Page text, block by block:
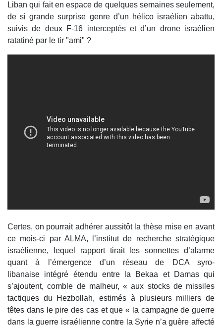
Liban qui fait en espace de quelques semaines seulement,
de si grande surprise genre d’un hélico israélien abattu,
suivis de deux F-16 interceptés et d’un drone israélien
ratatiné par le tir "ami" ?
Certes, on pourrait adhérer aussitôt la thèse mise en avant
ce mois-ci par ALMA, l’institut de recherche stratégique
israélienne, lequel rapport tirait les sonnettes d’alarme
quant à l’émergence d’un réseau de DCA syro-
libanaise intégré étendu entre la Bekaa et Damas qui
s’ajoutent, comble de malheur, « aux stocks de missiles
tactiques du Hezbollah, estimés à plusieurs milliers de
têtes dans le pire des cas et que « la campagne de guerre
dans la guerre israélienne contre la Syrie n’a guère affecté